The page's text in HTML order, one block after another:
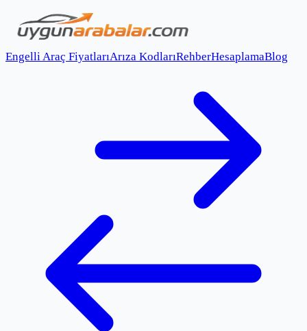
Engelli Araç FiyatlarıArıza KodlarıRehberHesaplamaBlog